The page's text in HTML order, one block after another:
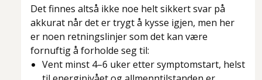
Det finnes altså ikke noe helt sikkert svar på
akkurat når det er trygt å kysse igjen, men her
er noen retningslinjer som det kan være
fornuftig å forholde seg til:
Vent minst 4–6 uker etter symptomstart, helst